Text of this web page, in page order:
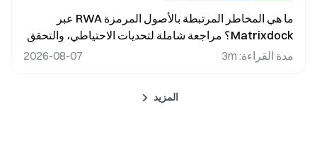
ما هي المخاطر المرتبطة بالأصول المرمزة RWA عبر
Matrixdock؟ مراجعة شاملة لتحديات الاحتياطي، والتحقق
على السلسلة، وتدقيق الأصول
مدة القراءة:
3m
2026-08-07
المزيد